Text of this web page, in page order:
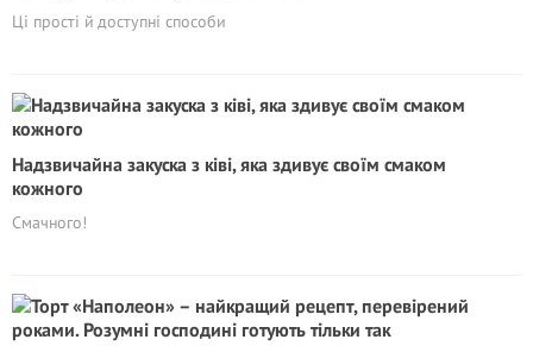
Ці прості й доступні способи
Надзвичайна закуска з ківі, яка здивує своїм смаком
кожного
Смачного!